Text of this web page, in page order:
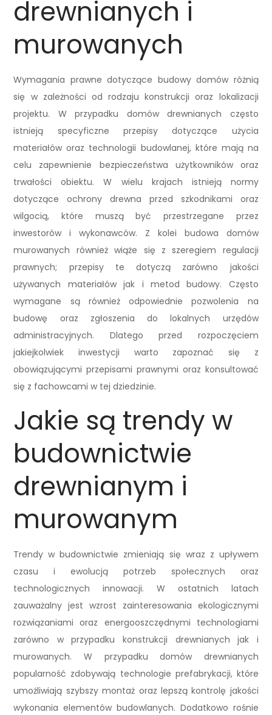
drewnianych i
murowanych
Wymagania prawne dotyczące budowy domów różnią
się w zależności od rodzaju konstrukcji oraz lokalizacji
projektu. W przypadku domów drewnianych często
istnieją specyficzne przepisy dotyczące użycia
materiałów oraz technologii budowlanej, które mają na
celu zapewnienie bezpieczeństwa użytkowników oraz
trwałości obiektu. W wielu krajach istnieją normy
dotyczące ochrony drewna przed szkodnikami oraz
wilgocią, które muszą być przestrzegane przez
inwestorów i wykonawców. Z kolei budowa domów
murowanych również wiąże się z szeregiem regulacji
prawnych; przepisy te dotyczą zarówno jakości
używanych materiałów jak i metod budowy. Często
wymagane są również odpowiednie pozwolenia na
budowę oraz zgłoszenia do lokalnych urzędów
administracyjnych. Dlatego przed rozpoczęciem
jakiejkolwiek inwestycji warto zapoznać się z
obowiązującymi przepisami prawnymi oraz konsultować
się z fachowcami w tej dziedzinie.
Jakie są trendy w
budownictwie
drewnianym i
murowanym
Trendy w budownictwie zmieniają się wraz z upływem
czasu i ewolucją potrzeb społecznych oraz
technologicznych innowacji. W ostatnich latach
zauważalny jest wzrost zainteresowania ekologicznymi
rozwiązaniami oraz energooszczędnymi technologiami
zarówno w przypadku konstrukcji drewnianych jak i
murowanych. W przypadku domów drewnianych
popularność zdobywają technologie prefabrykacji, które
umożliwiają szybszy montaż oraz lepszą kontrolę jakości
wykonania elementów budowlanych. Dodatkowo rośnie